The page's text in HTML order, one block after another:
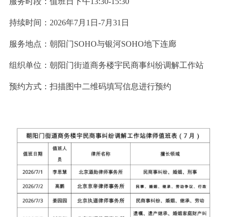
持续时间：2026年7月1日-7月31日
服务地点：朝阳门SOHO与银河SOHO地下连廊
组织单位：朝阳门街道商务楼宇民商事纠纷调解工作站
预约方式：扫描图中二维码填写信息进行预约